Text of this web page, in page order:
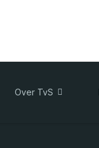
Over TvS